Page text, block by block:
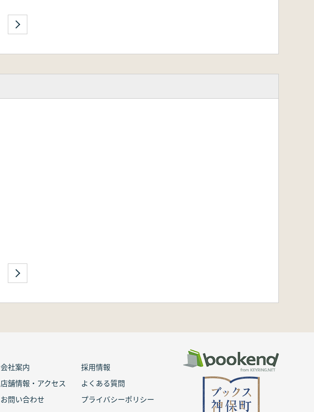
会社案内
採用情報
店舗情報・アクセス
よくある質問
お問い合わせ
プライバシーポリシー